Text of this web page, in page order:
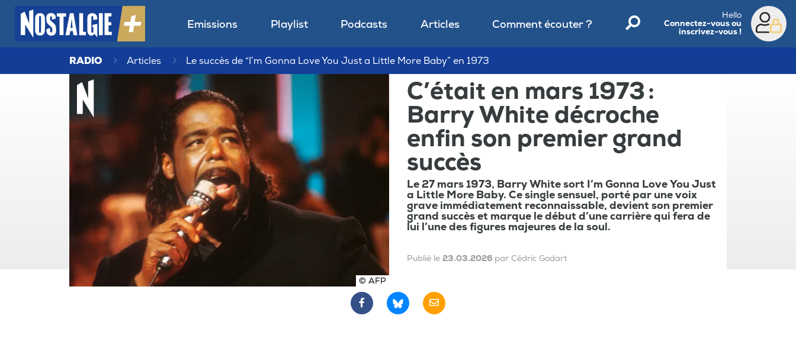
Emissions Playlist Podcasts Articles Comment écouter ?
Hello
Connectez-vous ou
inscrivez-vous !
RADIO Articles Le succès de “I’m Gonna Love You Just a Little More Baby” en 1973
© AFP
C’était en mars 1973 :
Barry White décroche
enfin son premier grand
succès
Le 27 mars 1973, Barry White sort I’m Gonna Love You Just
a Little More Baby. Ce single sensuel, porté par une voix
grave immédiatement reconnaissable, devient son premier
grand succès et marque le début d’une carrière qui fera de
lui l’une des figures majeures de la soul.
Publié le 23.03.2026 par Cédric Godart